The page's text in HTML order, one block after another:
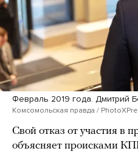
Февраль 2019 года. Дмитрий
Комсомольская правда /
Свой отказ от участия в
объясняет происками